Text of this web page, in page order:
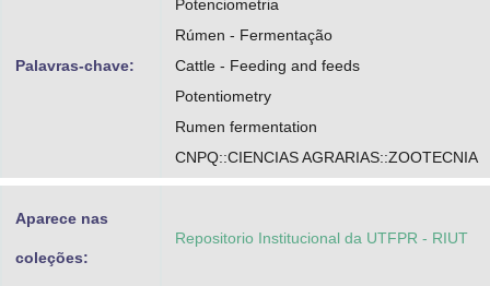
Palavras-chave:
Potenciometria
Rúmen - Fermentação
Cattle - Feeding and feeds
Potentiometry
Rumen fermentation
CNPQ::CIENCIAS AGRARIAS::ZOOTECNIA
Aparece nas
coleções:
Repositorio Institucional da UTFPR - RIUT